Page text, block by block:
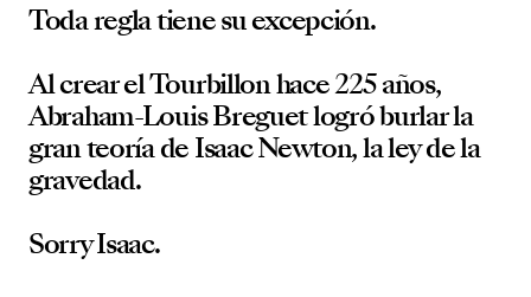
Toda regla tiene su excepción.
Al crear el Tourbillon hace 225 años,
Abraham-Louis Breguet logró burlar la
gran teoría de Isaac Newton, la ley de la
gravedad.
Sorry Isaac.